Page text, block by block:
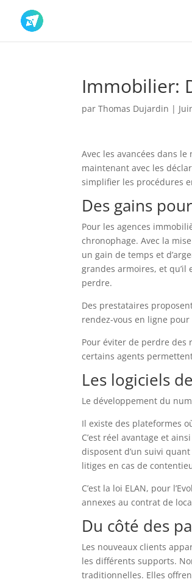
Immobilier:
parThomas Dujardin |
Avec les avancées dans
maintenant avec les
simplifier les procédures
Des gains
Pour les agences
chronophage. Avec la
un gain de temps et
grandes armoires, et
perdre.
Des prestataires
rendez-vous en ligne
Pour éviter de perdre des
certains agents
Les logiciels
Le développement du
Il existe des plateformes
C’est réel avantage et
disposent d’un suivi
litiges en cas de
C’est la loi ELAN, pour
annexes au contrat de
Du côté des
Les nouveaux clients
les différents supports.
traditionnelles. Elles